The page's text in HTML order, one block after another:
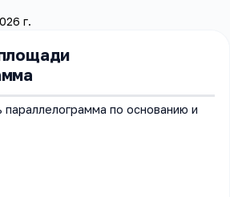
г.
по основанию и